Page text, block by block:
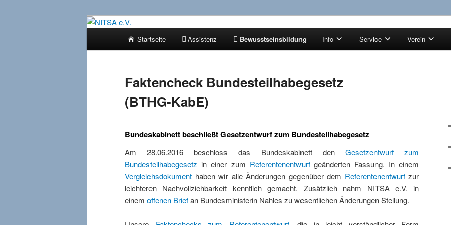
NITSA e.V.
Selbstbestimmt leben mit Assistenz!
Startseite Assistenz Bewusstseinsbildung Info Service Verein
Faktencheck Bundesteilhabegesetz
(BTHG-KabE)
Bundeskabinett beschließt Gesetzentwurf zum Bundesteilhabegesetz
Am 28.06.2016 beschloss das Bundeskabinett den Gesetzentwurf zum
Bundesteilhabegesetz in einer zum Referentenentwurfgeänderten Fassung. In einem
Vergleichsdokument haben wir alle Änderungen gegenüber dem Referentenentwurfzur
leichteren Nachvollziehbarkeit kenntlich gemacht. Zusätzlich nahm NITSA e.V. in
einem offenen Briefan Bundesministerin Nahles zu wesentlichen Änderungen Stellung.